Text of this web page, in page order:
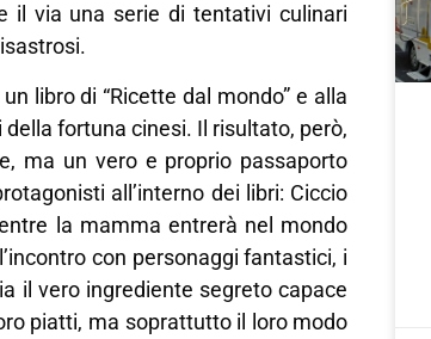
il via una serie di tentativi culinari
libro di “Ricette dal mondo” e alla
fortuna cinesi. Il risultato, però,
ma un vero e proprio passaporto
all’interno dei libri: Ciccio
la mamma entrerà nel mondo
con personaggi fantastici, i
il vero ingrediente segreto capace
piatti, ma soprattutto il loro modo